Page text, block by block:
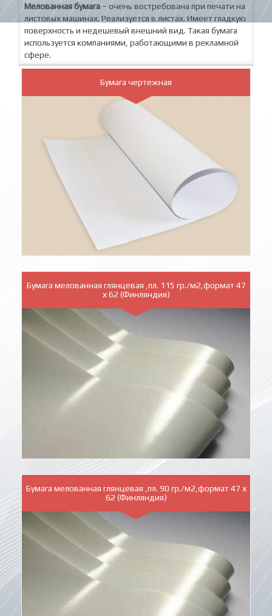
Мелованная бумага – очень востребована при печати на
листовых машинах. Реализуется в листах. Имеет гладкую
поверхность и недешевый внешний вид. Такая бумага
используется компаниями, работающими в рекламной
сфере.
Бумага чертежная
Бумага мелованная глянцевая ,пл. 115 гр./м2,формат 47
х 62 (Финляндия)
Бумага мелованная глянцевая ,пл. 90 гр./м2,формат 47 х
62 (Финляндия)